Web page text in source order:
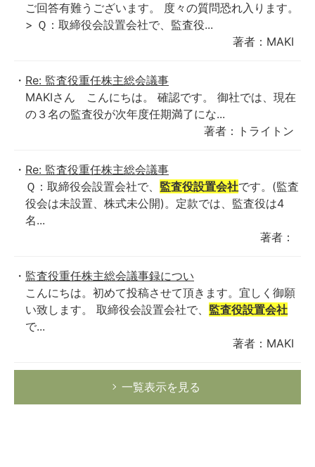
ご回答有難うございます。 度々の質問恐れ入ります。
> Ｑ：取締役会設置会社で、監査役...
著者：MAKI
Re: 監査役重任株主総会議事
MAKIさん こんにちは。 確認です。 御社では、現在
の３名の監査役が次年度任期満了にな...
著者：トライトン
Re: 監査役重任株主総会議事
Ｑ：取締役会設置会社で、 監査役設置会社です。(監査
役会は未設置、株式未公開)。定款では、監査役は4
名...
著者：
監査役重任株主総会議事録につい
こんにちは。初めて投稿させて頂きます。宜しく御願
い致します。 取締役会設置会社で、 監査役設置会社
で...
著者：MAKI
一覧表示を見る